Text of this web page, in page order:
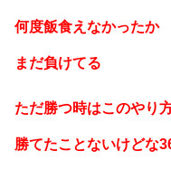
何度飯食えなかったか
まだ負けてる
ただ勝つ時はこのやり
勝てたことないけどな